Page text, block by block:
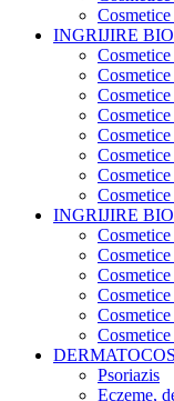
INGRIJIRE
INGRIJIRE
Psoriazis
Eczeme,